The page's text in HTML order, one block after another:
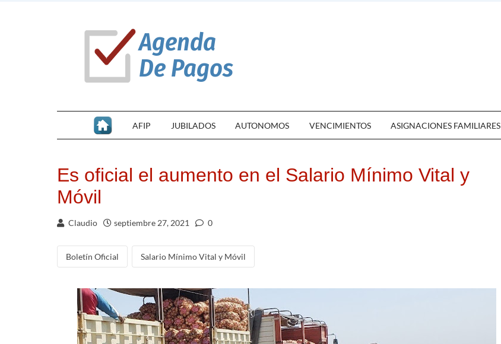
AFIP JUBILADOS AUTONOMOS VENCIMIENTOS ASIGNACIONES FAMILIARES
Es oficial el aumento en el Salario Mínimo Vital y
Móvil
Claudio septiembre 27, 2021 0
Boletín Oficial Salario Mínimo Vital y Móvil